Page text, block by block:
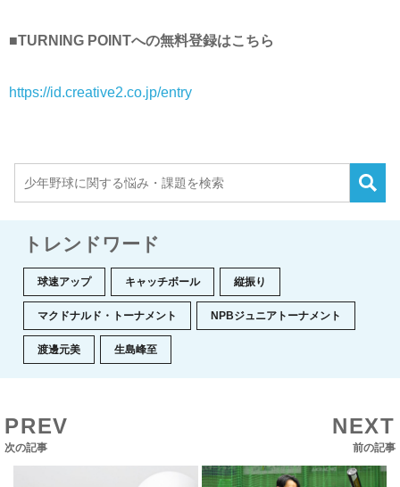
■TURNING POINTへの無料登録はこちら
https://id.creative2.co.jp/entry
トレンドワード
球速アップ キャッチボール 縦振り
マクドナルド・トーナメント NPBジュニアトーナメント
渡邊元美 生島峰至
PREV
次の記事
NEXT
前の記事